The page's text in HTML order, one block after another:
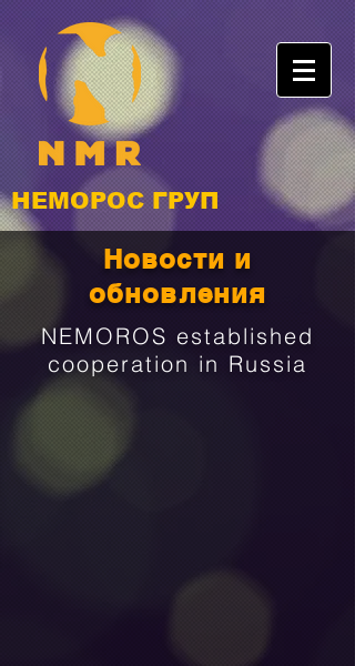
НЕМОРОС ГРУП
Новости и
обновления
NEMOROS established
cooperation in Russia